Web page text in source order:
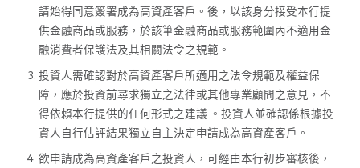
請始得同意簽署成為高資產客戶。後，以該身分接受本行提
供金融商品或服務，於該筆金融商品或服務範圍內不適用金
融消費者保護法及其相關法令之規範。
投資人需確認對於高資產客戶所適用之法令規範及權益保
障，應於投資前尋求獨立之法律或其他專業顧問之意見，不
得依賴本行提供的任何形式之建議 。投資人並確認係根據投
資人自行估評結果獨立自主決定申請成為高資產客戶。
欲申請成為高資產客戶之投資人，可經由本行初步審核後，